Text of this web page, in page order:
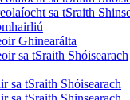
sa tSraith
Ghinearálta
sa tSraith Shóisearach
sa tSraith Shóisearach